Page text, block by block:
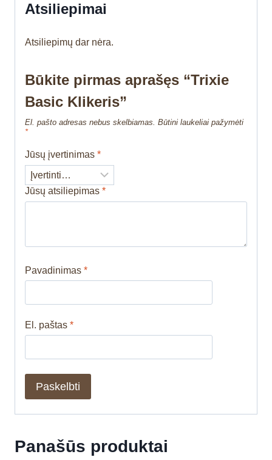
Atsiliepimai
Atsiliepimų dar nėra.
Būkite pirmas aprašęs “Trixie
Basic Klikeris”
El. pašto adresas nebus skelbiamas. Būtini laukeliai pažymėti
*
Jūsų įvertinimas *
Jūsų atsiliepimas *
Pavadinimas *
El. paštas *
Panašūs produktai